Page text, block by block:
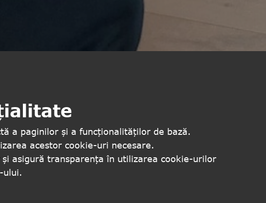
a paginilor și a funcționalităților de bază.
acestor cookie-uri necesare.
asigură transparența în utilizarea cookie-urilor
ului.